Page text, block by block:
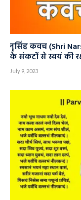
नृसिंह कवच (Shri
के संकटों से स्वयं की
July 9, 2023